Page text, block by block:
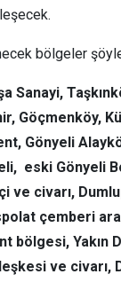
bölgeler
Sanayi,
Göçmenköy,
Gönyeli
eski Gönyeli
ve civarı,
çemberi
bölgesi, Yakın
ve civarı,